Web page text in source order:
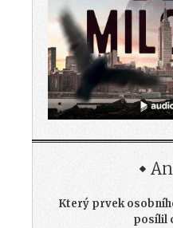
Který prvek
posílil